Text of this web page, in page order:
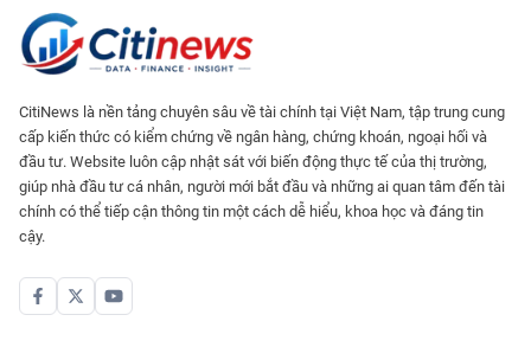
CitiNews là nền tảng chuyên sâu về tài chính tại Việt Nam, tập trung cung
cấp kiến thức có kiểm chứng về ngân hàng, chứng khoán, ngoại hối và
đầu tư. Website luôn cập nhật sát với biến động thực tế của thị trường,
giúp nhà đầu tư cá nhân, người mới bắt đầu và những ai quan tâm đến tài
chính có thể tiếp cận thông tin một cách dễ hiểu, khoa học và đáng tin
cậy.